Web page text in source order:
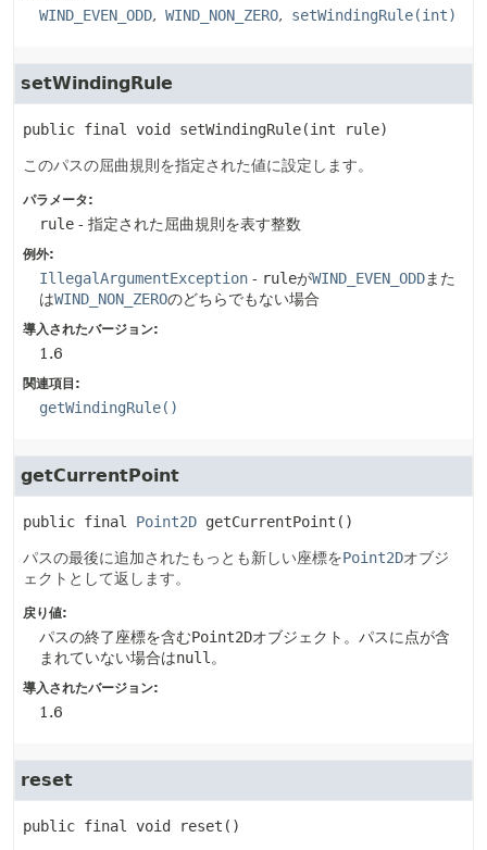
WIND_EVEN_ODD WIND_NON_ZERO setWindingRule(int)
setWindingRule
public final void setWindingRule(int rule)
このパスの屈曲規則を指定された値に設定します。
パラメータ:
rule - 指定された屈曲規則を表す整数
例外:
IllegalArgumentException - ruleがWIND_EVEN_ODDまた
はWIND_NON_ZEROのどちらでもない場合
導入されたバージョン:
1.6
関連項目:
getWindingRule()
getCurrentPoint
public final Point2D getCurrentPoint ()
パスの最後に追加されたもっとも新しい座標をPoint2Dオブジ
ェクトとして返します。
戻り値:
パスの終了座標を含むPoint2Dオブジェクト。パスに点が含
まれていない場合はnull 。
導入されたバージョン:
1.6
reset
public final void reset ()